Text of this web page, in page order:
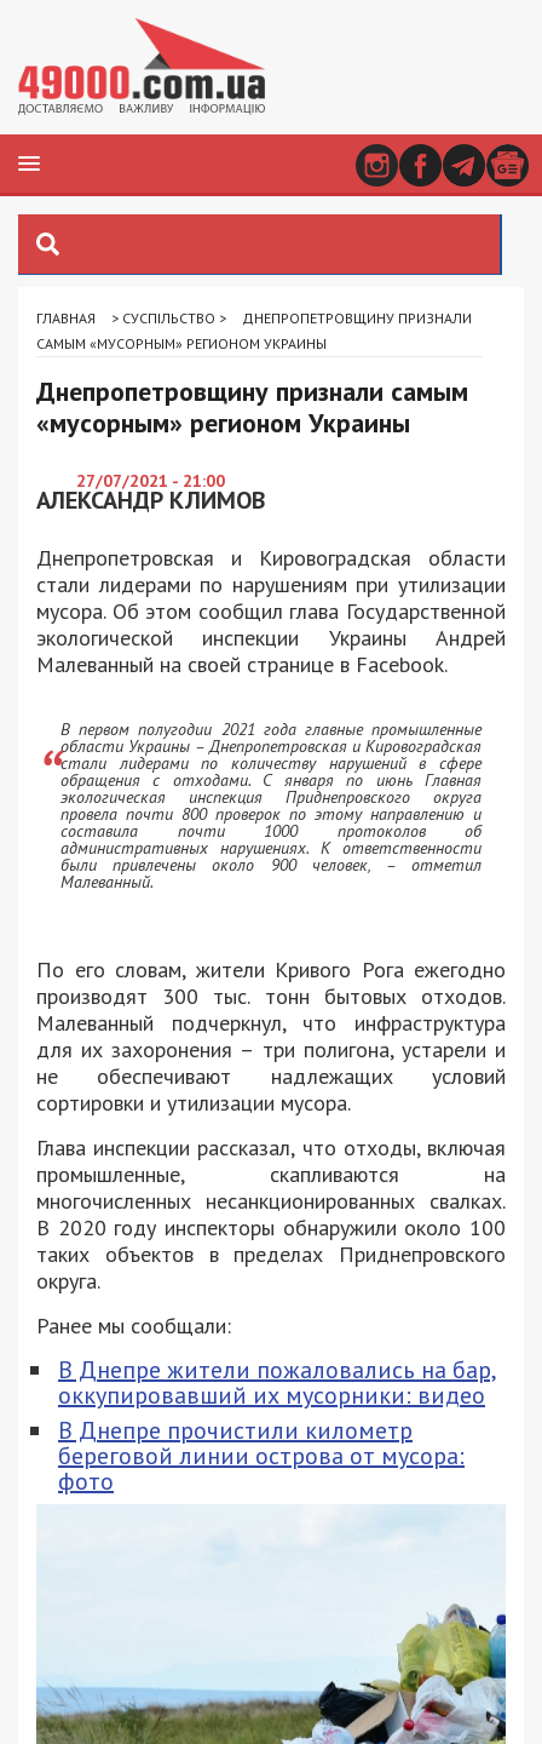
ГЛАВНАЯ > СУСПІЛЬСТВО >
ДНЕПРОПЕТРОВЩИНУ ПРИЗНАЛИ
САМЫМ «МУСОРНЫМ» РЕГИОНОМ УКРАИНЫ
Днепропетровщину признали самым
«мусорным» регионом Украины
27/07/2021 - 21:00
АЛЕКСАНДР КЛИМОВ
Днепропетровская и Кировоградская области
стали лидерами по нарушениям при утилизации
мусора. Об этом сообщил глава Государственной
экологической инспекции Украины Андрей
Малеванный на своей странице в Facebook.
В первом полугодии 2021 года главные промышленные
области Украины – Днепропетровская и Кировоградская
стали лидерами по количеству нарушений в сфере
обращения с отходами. С января по июнь Главная
экологическая инспекция Приднепровского округа
провела почти 800 проверок по этому направлению и
составила почти 1000 протоколов об
административных нарушениях. К ответственности
были привлечены около 900 человек, – отметил
Малеванный.
По его словам, жители Кривого Рога ежегодно
производят 300 тыс. тонн бытовых отходов.
Малеванный подчеркнул, что инфраструктура
для их захоронения – три полигона, устарели и
не обеспечивают надлежащих условий
сортировки и утилизации мусора.
Глава инспекции рассказал, что отходы, включая
промышленные, скапливаются на
многочисленных несанкционированных свалках.
В 2020 году инспекторы обнаружили около 100
таких объектов в пределах Приднепровского
округа.
Ранее мы сообщали:
В Днепре жители пожаловались на бар,
оккупировавший их мусорники: видео
В Днепре прочистили километр
береговой линии острова от мусора:
фото